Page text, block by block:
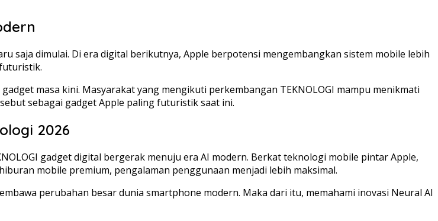
saja dimulai. Di era digital berikutnya, Apple berpotensi mengembangkan sistem mobile lebih
masa kini. Masyarakat yang mengikuti perkembangan TEKNOLOGI mampu menikmati
sebagai gadget Apple paling futuristik saat ini.
2026
gadget digital bergerak menuju era AI modern. Berkat teknologi mobile pintar Apple,
mobile premium, pengalaman penggunaan menjadi lebih maksimal.
perubahan besar dunia smartphone modern. Maka dari itu, memahami inovasi Neural AI